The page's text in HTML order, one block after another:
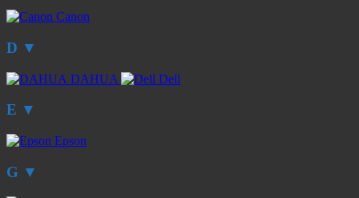
Canon
D ▼
DAHUA Dell
E ▼
Epson
G ▼